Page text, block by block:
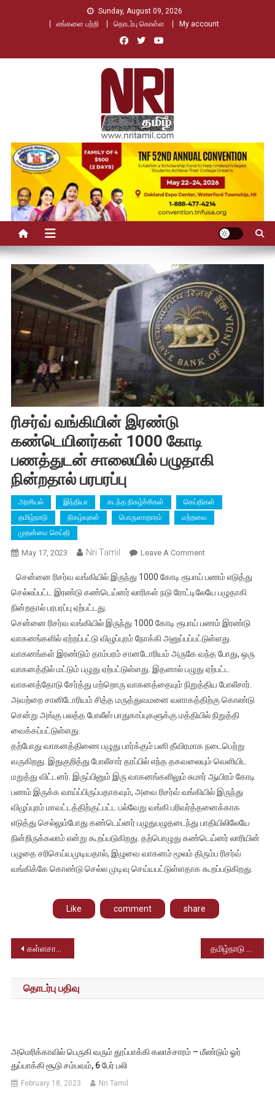
Sunday, August 09, 2026
எங்களை பற்றி
தொடர்பு கொள்ள My account
Nri Tamil
உலக தமிழர்களின் உரத்த குரல்
ரிசர்வ் வங்கியின் இரண்டு
கண்டெயினர்கள் 1000 கோடி
பணத்துடன் சாலையில் பழுதாகி
நின்றதால் பரபரப்பு
அரசியல் இந்தியா கடந்த நிகழ்ச்சிகள்
செய்திகள்
தமிழ்நாடு
நிகழ்வுகள் பொருளாதாரம்
மற்றவை
முதன்மை செய்தி
May 17, 2023 Nri Tamil Leave A CommentOn
வங்கியின்
இரண்டு
1000
கோடி
பணத்துடன்
சாலையில்
பரபரப்பு
சென்னை ரிசர்வ வங்கியில் இருந்து 1000 கோடி ரூபாய் பணம் எடுத்து
செல்லப்பட்ட இரண்டு கண்டெய்னர் லாரிகள் நடு ரோட்டிலேயே பழுதாகி
நின்றதால் பரபரப்பு ஏற்பட்டது.
சென்னை ரிசர்வ வங்கியில் இருந்து 1000 கோடி ரூபாய் பணம் இரண்டு
வாகனங்களில் ஏற்றப்பட்டு விழுப்புரம் நோக்கி அனுப்பப்பட்டுள்ளது.
வாகனங்கள் இரண்டும் தாம்பரம் சானடோரியம் அருகே வந்த போது, ஒரு
வாகனத்தில் மட்டும் பழுது ஏற்பட்டுள்ளது. இதனால் பழுது ஏற்பட்ட
வாகனத்தோடு சேர்த்து மற்றொரு வாகனத்தையும் நிறுத்திய போலீசார்.
அவற்றை சானிடோரியம் சித்த மருத்துவமனை வளாகத்திற்கு கொண்டு
சென்று அங்கு பலத்த போலீஸ் பாதுகாப்புகளுக்கு மத்தியில் நிறுத்தி
வைக்கப்பட்டுள்ளது.
தற்போது வாகனத்திணை பழுது பார்க்கும் பனி தீவிரமாக நடைபெற்று
வருகிறது. இதுகுறித்து போலீசார் தரப்பில் எந்த தகவலையும் வெளியிட
மறுத்து விட்டனர். இருப்பினும் இரு வாகனங்களிலும் சுமார் ஆயிரம் கோடி
பணம் இருக்க வாய்ப்பிருப்பதாகவும், அவை ரிசர்வ் வங்கியில் இருந்து
விழுப்புரம் மாவட்டத்திற்குட்பட்ட பல்வேறு வங்கி பரிவர்த்தனைக்காக
எடுத்து செல்லும்போது கண்டெய்னர் பழுதுபழுதடைந்து பாதியிலிலேயே
நின்றிருக்கலாம் என்று கூறப்படுகிறது. தற்பொழுது கண்டெய்னர் லாரியின்
பழுதை சரிசெய்யமுடியதால், இழுவை வாகனம் மூலம் திரும்ப ரிசர்வ்
வங்கிக்கே கொண்டு செல்ல முடிவு செய்யபட்டுள்ளதாக கூறப்படுகிறது.
Like comment share
Post
navigation
கள்ளசாராய மரணங்கள்; தமிழக அரசிடம் நடவடிக்கைகள் குறித்து விளக்கம் கேட்டு தமிழக ஆளுநர் கடிதம்
தொடர்பு பதிவு
அமெரிக்காவில் பெருகி வரும் தூப்பாக்கி கலாச்சாரம் – மீண்டும் ஓர்
துப்பாக்கி சூடு சம்பவம், 6 பேர் பலி
February 18, 2023 Nri Tamil